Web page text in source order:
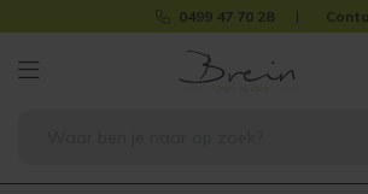
0499 47 70 28